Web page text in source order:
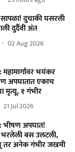
दुचाकी घसरली
दुर्दैवी अंत
02 Aug 2026
भयंकर
अपघातात एकाच
मृत्यू, १ गंभीर
21 Jul 2026
भीषण अपघात!
भरलेली बस उलटली,
तर अनेक गंभीर जखमी